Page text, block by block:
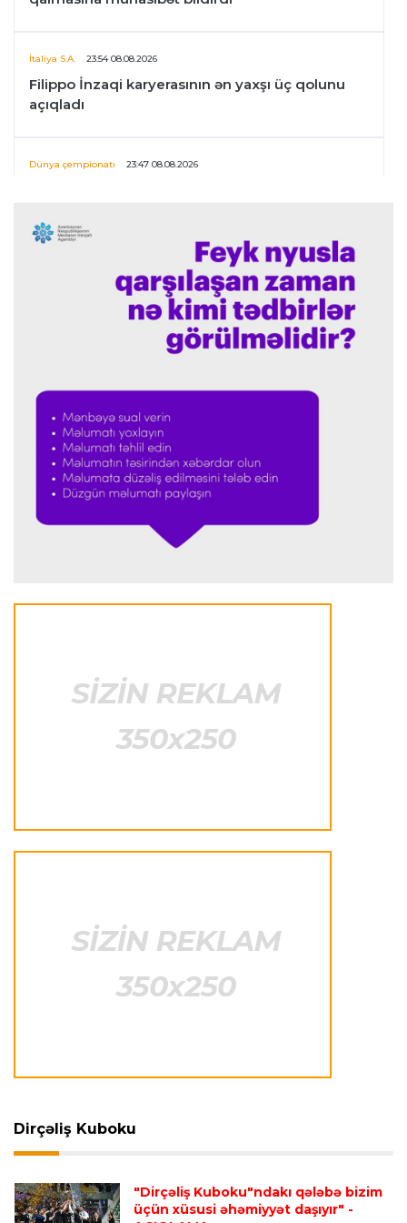
İtaliya S.A. 23:54 08.08.2026
Filippo İnzaqi karyerasının ən yaxşı üç qolunu
açıqladı
Dünya çempionatı 23:47 08.08.2026
Donald Trampın oğlu Enes Kanterin WNBA
planını dəstəklədi
“Ferrari”nin məni necə təhlil etdiyini görəndə
şoka düşdüm”
Formula-1 23:18 08.08.2026
Şumaxerlə müqayisə etdi
PSJ “Mançester Yunayted”lə heç-heçə etdi
“Barselona”nın sabiq futbolçusu karyerasını
Transfer 21:08 08.08.2026
“Barselona”ya keçidinə razı salmaq istəyir
“Atletiko”nun futbolçusu “River Pleyt”ə keçir
Dirçəliş Kuboku
"Dirçəliş Kuboku"ndakı qələbə bizim
üçün xüsusi əhəmiyyət daşıyır" -